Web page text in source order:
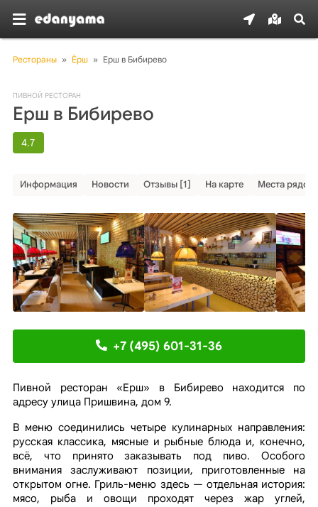
Рестораны » Ёрш » Ерш в Бибирево
ПИВНОЙ РЕСТОРАН
Ерш в Бибирево
4.7
Информация Новости Отзывы [1] На карте Места рядом
+7 (495) 601-31-36
Пивной ресторан «Ерш» в Бибирево находится по
адресу улица Пришвина, дом 9.
В меню соединились четыре кулинарных направления:
русская классика, мясные и рыбные блюда и, конечно,
всё, что принято заказывать под пиво. Особого
внимания заслуживают позиции, приготовленные на
открытом огне. Гриль-меню здесь — отдельная история:
мясо, рыба и овощи проходят через жар углей,